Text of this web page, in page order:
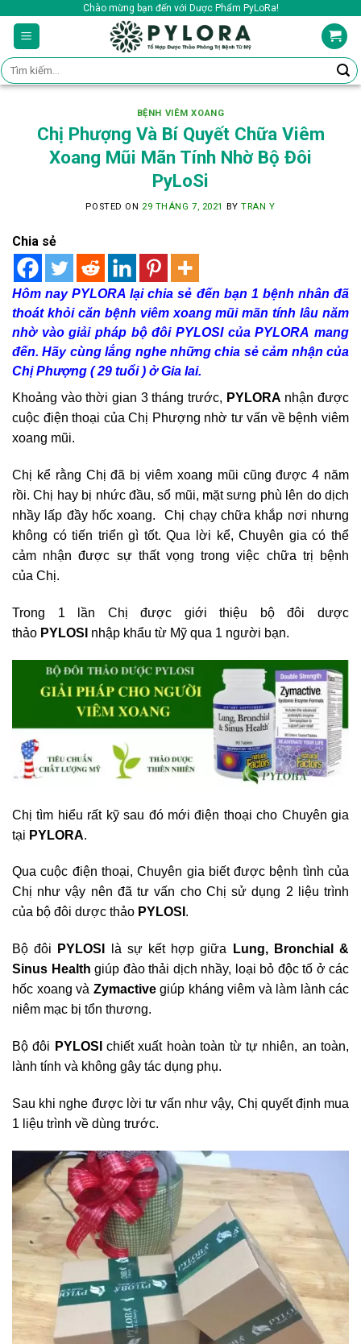
content
Chào mừng bạn đến với Dược Phẩm PyLoRa!
Tìm
kiếm:
BỆNH VIÊM XOANG
Chị Phượng Và Bí Quyết Chữa Viêm
Xoang Mũi Mãn Tính Nhờ Bộ Đôi
PyLoSi
POSTED ON 29 THÁNG 7, 2021 BYTRAN Y
Chia sẻ
Hôm nay PYLORA lại chia sẻ đến bạn 1 bệnh nhân đã
thoát khỏi căn bệnh viêm xoang mũi mãn tính lâu năm
nhờ vào giải pháp bộ đôi PYLOSI của PYLORA mang
đến. Hãy cùng lắng nghe những chia sẻ cảm nhận của
Chị Phượng ( 29 tuổi ) ở Gia lai.
Khoảng vào thời gian 3 tháng trước, PYLORA nhận được
cuộc điện thoại của Chị Phượng nhờ tư vấn về bệnh viêm
xoang mũi.
Chị kể rằng Chị đã bị viêm xoang mũi cũng được 4 năm
rồi. Chị hay bị nhức đầu, sổ mũi, mặt sưng phù lên do dịch
nhầy lấp đầy hốc xoang. Chị chạy chữa khắp nơi nhưng
không có tiến triển gì tốt. Qua lời kể, Chuyên gia có thể
cảm nhận được sự thất vọng trong việc chữa trị bệnh
của Chị.
Trong 1 lần Chị được giới thiệu bộ đôi dược
thảo PYLOSI nhập khẩu từ Mỹ qua 1 người bạn.
Chị tìm hiểu rất kỹ sau đó mới điện thoại cho Chuyên gia
tại PYLORA.
Qua cuộc điện thoại, Chuyên gia biết được bệnh tình của
Chị như vậy nên đã tư vấn cho Chị sử dụng 2 liệu trình
của bộ đôi dược thảo PYLOSI .
Bộ đôi PYLOSI là sự kết hợp giữa
Lung, Bronchial &
Sinus Health giúp đào thải dịch nhầy, loại bỏ độc tố ở các
hốc xoang và Zymactivegiúp kháng viêm và làm lành các
niêm mạc bị tổn thương.
Bộ đôi PYLOSI chiết xuất hoàn toàn từ tự nhiên, an toàn,
lành tính và không gây tác dụng phụ.
Sau khi nghe được lời tư vấn như vậy, Chị quyết định mua
1 liệu trình về dùng trước.